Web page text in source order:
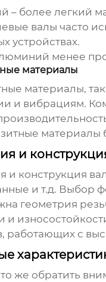
– более легкий
валы часто
устройствах.
менее
материалы
материалы,
и вибрациям.
материалы
и
и конструкция
и т.д. Выбор
геометрия
и
работающих с
же обратить